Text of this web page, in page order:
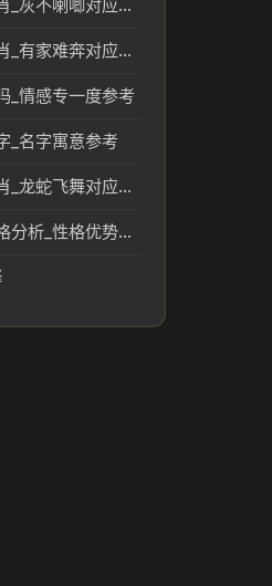
灰不喇唧是什么生肖_灰不喇唧对应的生肖及文化含义分析
有家难奔是什么生肖_有家难奔对应的生肖及文化解读
_情感专一度参考
_名字寓意参考
龙蛇飞舞是什么生肖_龙蛇飞舞对应的生肖文化解读
金牛座外表高冷性格分析_性格优势解析